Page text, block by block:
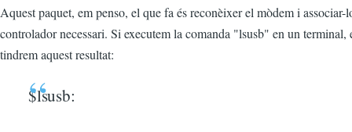
Aquest paquet, em penso, el que fa és reconèixer el mòdem i associar-
controlador necessari. Si executem la comanda "lsusb" en un terminal,
tindrem aquest resultat:
$lsusb: